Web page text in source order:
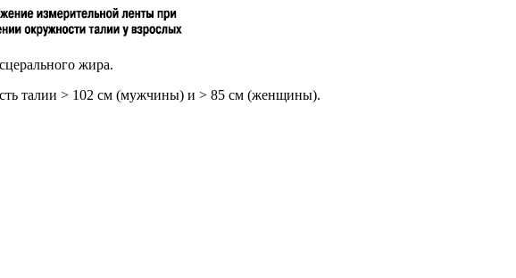
жира.
талии > 102 см (мужчины) и > 85 см (женщины).